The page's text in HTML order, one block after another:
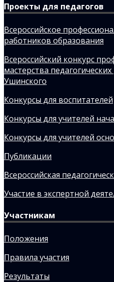
Проекты для педагогов
Всероссийское
работников образования
Всероссийский конкурс
мастерства
Ушинского
Конкурсы для воспитателей
Конкурсы для учителей
Конкурсы для учителей
Публикации
Всероссийская
Участие в экспертной
Участникам
Положения
Правила участия
Результаты